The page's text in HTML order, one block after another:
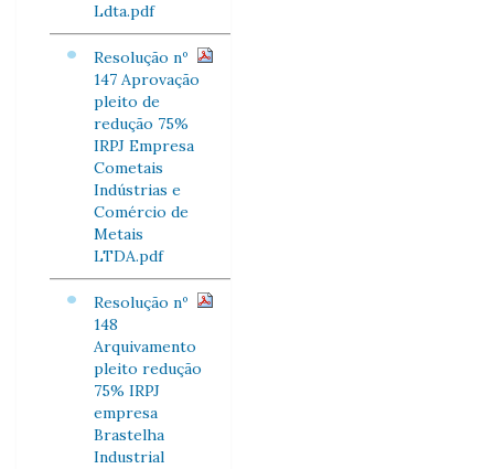
Ldta.pdf
Resolução nº
147 Aprovação
pleito de
redução 75%
IRPJ Empresa
Cometais
Indústrias e
Comércio de
Metais
LTDA.pdf
Resolução nº
148
Arquivamento
pleito redução
75% IRPJ
empresa
Brastelha
Industrial